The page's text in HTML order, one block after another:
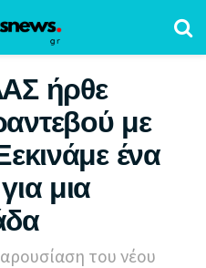
ήρθε
με
ένα
μια
του νέου